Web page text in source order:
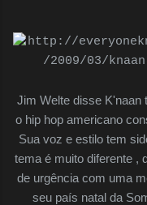
Jim Welte disse K'naan
o hip hop americano
Sua voz e estilo tem
tema é muito diferente ,
de urgência com uma
seu país natal da